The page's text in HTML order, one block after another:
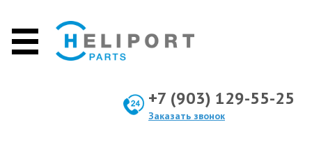
+7 (903) 129-55-25
Заказать звонок